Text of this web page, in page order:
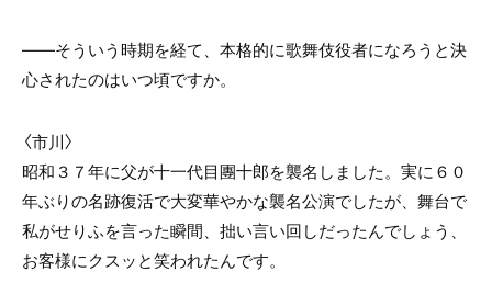
――そういう時期を経て、本格的に歌舞伎役者になろうと決
心されたのはいつ頃ですか。
〈市川〉
昭和３７年に父が十一代目團十郎を襲名しました。実に６０
年ぶりの名跡復活で大変華やかな襲名公演でしたが、舞台で
私がせりふを言った瞬間、拙い言い回しだったんでしょう、
お客様にクスッと笑われたんです。